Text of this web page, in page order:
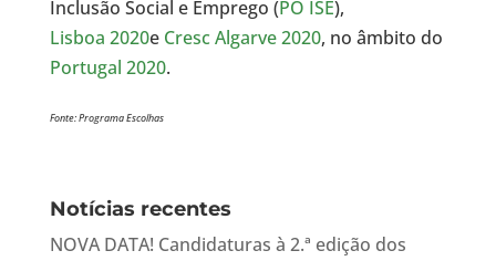
Inclusão Social e Emprego (PO ISE),
Lisboa 2020e Cresc Algarve 2020, no âmbito do
Portugal 2020.
Fonte: Programa Escolhas
Notícias recentes
NOVA DATA! Candidaturas à 2.ª edição dos